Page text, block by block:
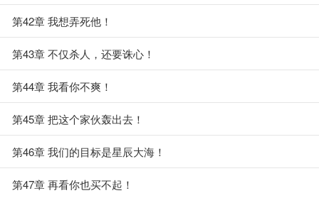
第42章 我想弄死他！
第43章 不仅杀人，还要诛心！
第44章 我看你不爽！
第45章 把这个家伙轰出去！
第46章 我们的目标是星辰大海！
第47章 再看你也买不起！